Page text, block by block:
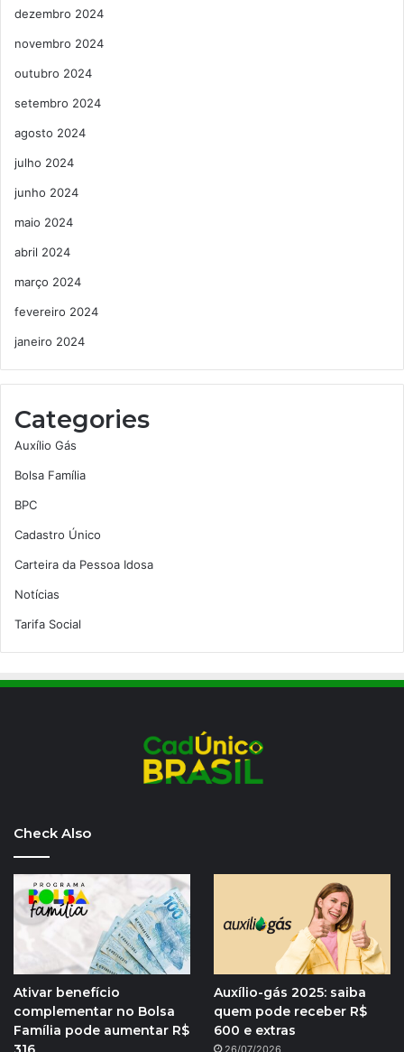
dezembro 2024
novembro 2024
outubro 2024
setembro 2024
agosto 2024
julho 2024
junho 2024
maio 2024
abril 2024
março 2024
fevereiro 2024
janeiro 2024
Categories
Auxílio Gás
Bolsa Família
BPC
Cadastro Único
Carteira da Pessoa Idosa
Notícias
Tarifa Social
Check Also
Ativar benefício
complementar no Bolsa
Família pode aumentar R$
Auxílio-gás 2025: saiba
quem pode receber R$
600 e extras
26/07/2026